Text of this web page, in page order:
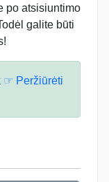
po atsisiuntimo
galite būti
☞ Peržiūrėti